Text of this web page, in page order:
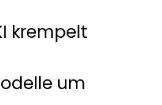
krempelt
​um